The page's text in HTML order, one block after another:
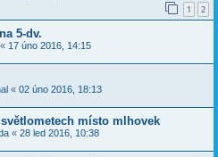
1 2
5-dv.
« 17 úno 2016, 14:15
« 02 úno 2016, 18:13
místo mlhovek
« 28 led 2016, 10:38